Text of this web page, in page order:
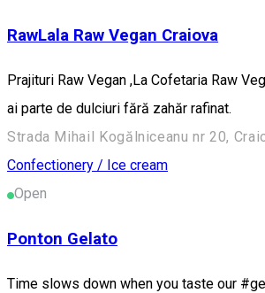
RawLala Raw Vegan Craiova
Prajituri Raw Vegan ,La Cofetaria Raw
ai parte de dulciuri fără zahăr rafinat.
Strada Mihail Kogălniceanu nr 20,
Confectionery / Ice cream
Open
Ponton Gelato
Time slows down when you taste our